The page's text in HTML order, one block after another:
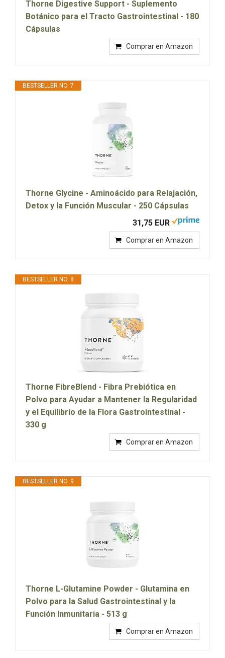
Thorne Digestive Support - Suplemento
Botánico para el Tracto Gastrointestinal - 180
Cápsulas
Comprar en Amazon
BESTSELLER NO. 7
Thorne Glycine - Aminoácido para Relajación,
Detox y la Función Muscular - 250 Cápsulas
31,75 EUR
Comprar en Amazon
BESTSELLER NO. 8
Thorne FibreBlend - Fibra Prebiótica en
Polvo para Ayudar a Mantener la Regularidad
y el Equilibrio de la Flora Gastrointestinal -
330 g
Comprar en Amazon
BESTSELLER NO. 9
Thorne L-Glutamine Powder - Glutamina en
Polvo para la Salud Gastrointestinal y la
Función Inmunitaria - 513 g
Comprar en Amazon